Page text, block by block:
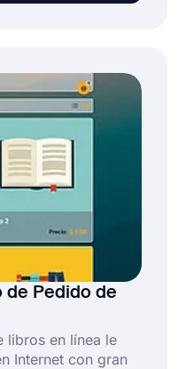
de Pedido de
libros en línea le
Internet con gran